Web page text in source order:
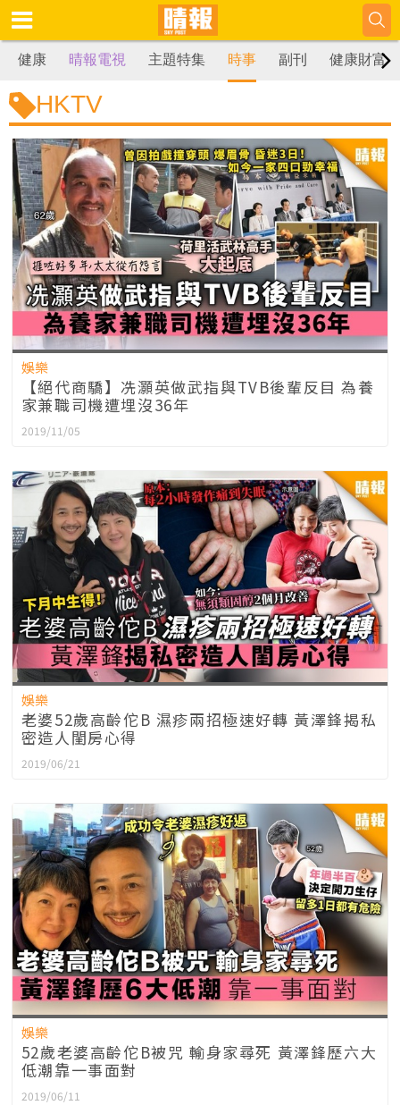
健康 晴報電視 主題特集 時事 副刊 健康財富
HKTV
娛樂
【絕代商驕】冼灝英做武指與TVB後輩反目 為養
家兼職司機遭埋沒36年
2019/11/05
娛樂
老婆52歲高齡佗B 濕疹兩招極速好轉 黃澤鋒揭私
密造人閨房心得
2019/06/21
娛樂
52歲老婆高齡佗B被咒 輸身家尋死 黃澤鋒歷六大
低潮靠一事面對
2019/06/11